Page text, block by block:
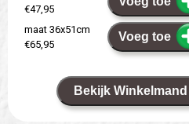
€47,95
maat 36x51cm
€65,95
Voeg toe
Bekijk Winkelmand